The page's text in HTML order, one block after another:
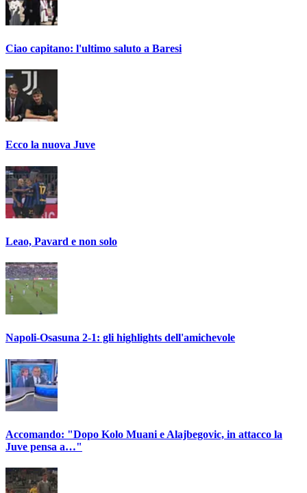
Ciao capitano: l'ultimo saluto a Baresi
Ecco la nuova Juve
Leao, Pavard e non solo
Napoli-Osasuna 2-1: gli highlights dell'amichevole
Accomando: "Dopo Kolo Muani e Alajbegovic, in attacco la
Juve pensa a…"